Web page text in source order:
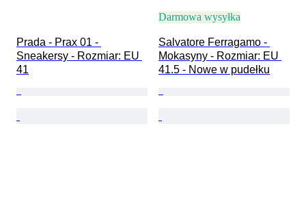
Prada - Prax 01 -
Sneakersy - Rozmiar: EU
41
Darmowa wysyłka
Salvatore Ferragamo -
Mokasyny - Rozmiar: EU
41.5 - Nowe w pudełku